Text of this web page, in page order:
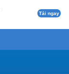
Tải ngay